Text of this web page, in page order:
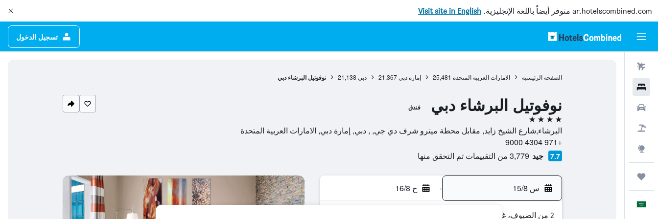
ar.hotelscombined.com متوفر أيضاً باللغة الإنجليزية. Visit site in English
تسجيل الدخول
الصفحة الرئيسية الامارات العربية المتحدة 25,481 إمارة دبي 21,367 دبي 21,138 ‫نوفوتيل البرشاء دبي‬
‫نوفوتيل البرشاء دبي‬ فندق
4 نجوم
البرشاء,شارع الشيخ زايد, مقابل محطة ميترو شرف دي جي, , دبي, إمارة دبي, الامارات العربية المتحدة
+971 4304 9000
7.7 جيد 3,779 من التقييمات تم التحقق منها
س 15/8 - ح 16/8
2 من الضيوف، غرفة واحدة